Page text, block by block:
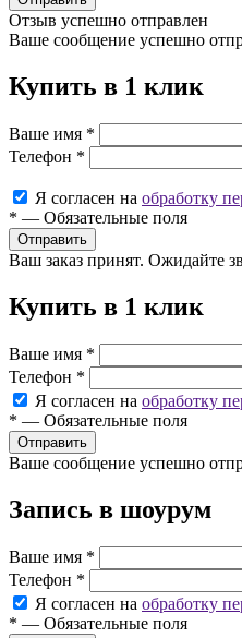
Отзыв успешно отправлен
Ваше сообщение успешно
Купить в 1 клик
Ваше имя *
Телефон *
Я согласен на обработку
* — Обязательные поля
Ваш заказ принят. Ожидайте
Купить в 1 клик
Ваше имя *
Телефон *
Я согласен на обработку
* — Обязательные поля
Ваше сообщение успешно
Запись в шоурум
Ваше имя *
Телефон *
Я согласен на обработку
* — Обязательные поля